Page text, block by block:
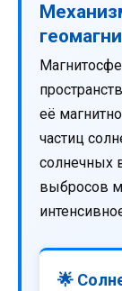
её
частиц
солнечных
выбросов
🌟